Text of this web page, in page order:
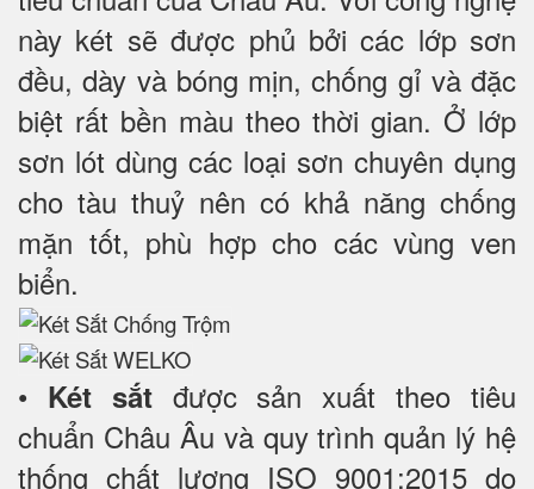
này két sẽ được phủ bởi các lớp sơn
đều, dày và bóng mịn, chống gỉ và đặc
biệt rất bền màu theo thời gian. Ở lớp
sơn lót dùng các loại sơn chuyên dụng
cho tàu thuỷ nên có khả năng chống
mặn tốt, phù hợp cho các vùng ven
biển.
• Két sắtđược sản xuất theo tiêu
chuẩn Châu Âu và quy trình quản lý hệ
thống chất lượng ISO 9001:2015 do